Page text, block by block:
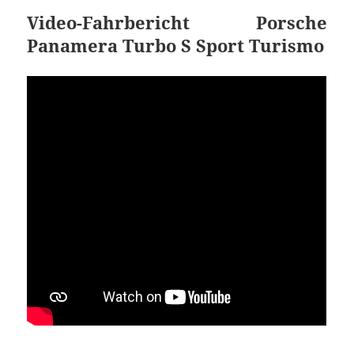
Video-Fahrbericht Porsche
Panamera Turbo S Sport Turismo